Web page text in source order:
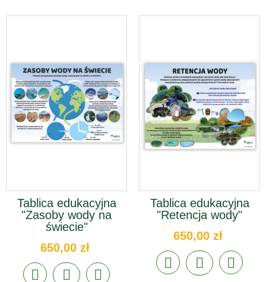
Tablica edukacyjna
"Zasoby wody na
świecie"
650,00 zł
Tablica edukacyjna
"Retencja wody"
650,00 zł